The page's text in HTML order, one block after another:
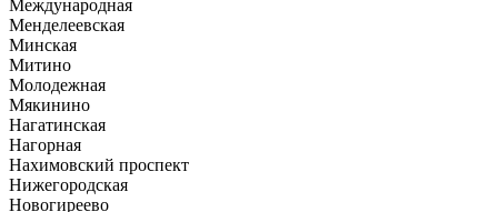
Международная
Менделеевская
Минская
Митино
Молодежная
Мякинино
Нагатинская
Нагорная
Нахимовский проспект
Нижегородская
Новогиреево